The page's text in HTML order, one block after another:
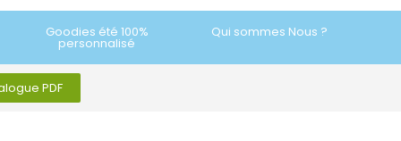
Goodies été 100%
personnalisé
Qui sommes Nous ?
PDF